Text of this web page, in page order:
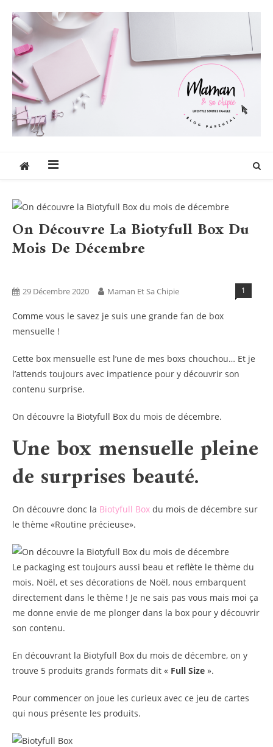
content
On Découvre La Biotyfull Box Du
Mois De Décembre
29 Décembre 2020 Maman Et Sa Chipie 1
Comme vous le savez je suis une grande fan de box
mensuelle !
Cette box mensuelle est l’une de mes boxs chouchou… Et je
l’attends toujours avec impatience pour y découvrir son
contenu surprise.
On découvre la Biotyfull Box du mois de décembre.
Une box mensuelle pleine
de surprises beauté.
On découvre donc la Biotyfull Box du mois de décembre sur
le thème «Routine précieuse».
Le packaging est toujours aussi beau et reflète le thème du
mois. Noël, et ses décorations de Noël, nous embarquent
directement dans le thème ! Je ne sais pas vous mais moi ça
me donne envie de me plonger dans la box pour y découvrir
son contenu.
En découvrant la Biotyfull Box du mois de décembre, on y
trouve 5 produits grands formats dit « Full Size ».
Pour commencer on joue les curieux avec ce jeu de cartes
qui nous présente les produits.